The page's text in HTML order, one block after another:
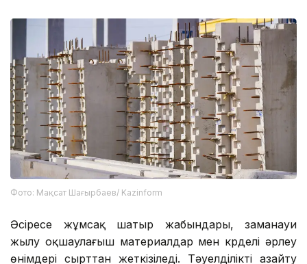
Фото: Мақсат Шағырбаев/ Kazinform
Әсіресе жұмсақ шатыр жабындары, заманауи
жылу оқшаулағыш материалдар мен күрделі әрлеу
өнімдері сырттан жеткізіледі. Тәуелділікті азайту